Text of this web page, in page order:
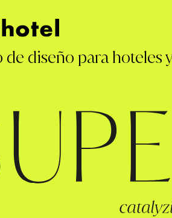
de diseño para hoteles